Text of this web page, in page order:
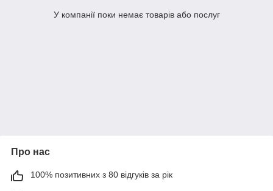
У компанії поки немає товарів або послуг
Про нас
100% позитивних з 80 відгуків за рік